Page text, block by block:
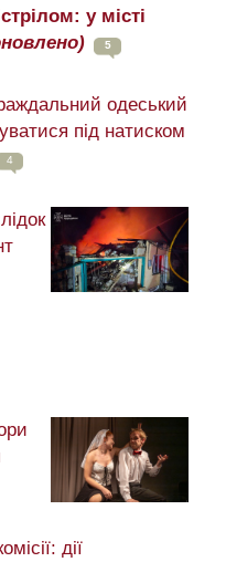
у місті
5
одеський
під натиском
4
дії